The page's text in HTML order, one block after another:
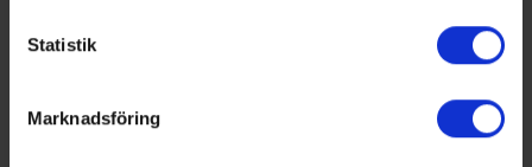
Du kan ändra eller dra tillbaka ditt samtycke när som
Vi använder enhetsidentifierare för att anpassa innehållet
Statistik
Marknadsföring